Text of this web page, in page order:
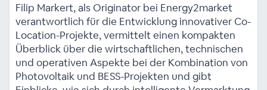
Filip Markert, als Originator bei Energy2market
verantwortlich für die Entwicklung innovativer Co-
Location-Projekte, vermittelt einen kompakten
Überblick über die wirtschaftlichen, technischen
und operativen Aspekte bei der Kombination von
Photovoltaik und BESS-Projekten und gibt